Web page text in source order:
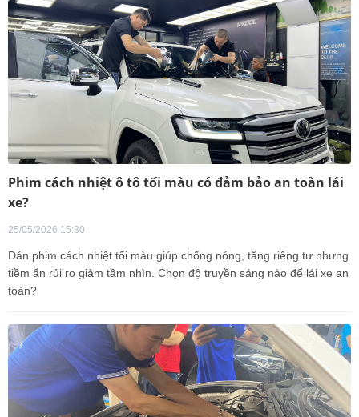
Phim cách nhiệt ô tô tối màu có đảm bảo an toàn lái
xe?
25/05/2026 15:30
Dán phim cách nhiệt tối màu giúp chống nóng, tăng riêng tư nhưng
tiềm ẩn rủi ro giảm tầm nhìn. Chọn độ truyền sáng nào để lái xe an
toàn?